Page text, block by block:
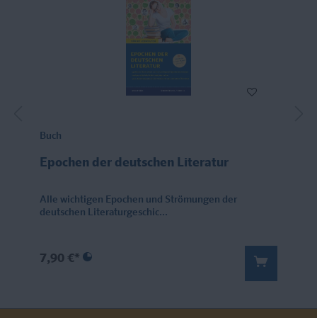
Buch
Epochen der deutschen Literatur
Alle wichtigen Epochen und Strömungen der
deutschen Literaturgeschic...
7,90 €*